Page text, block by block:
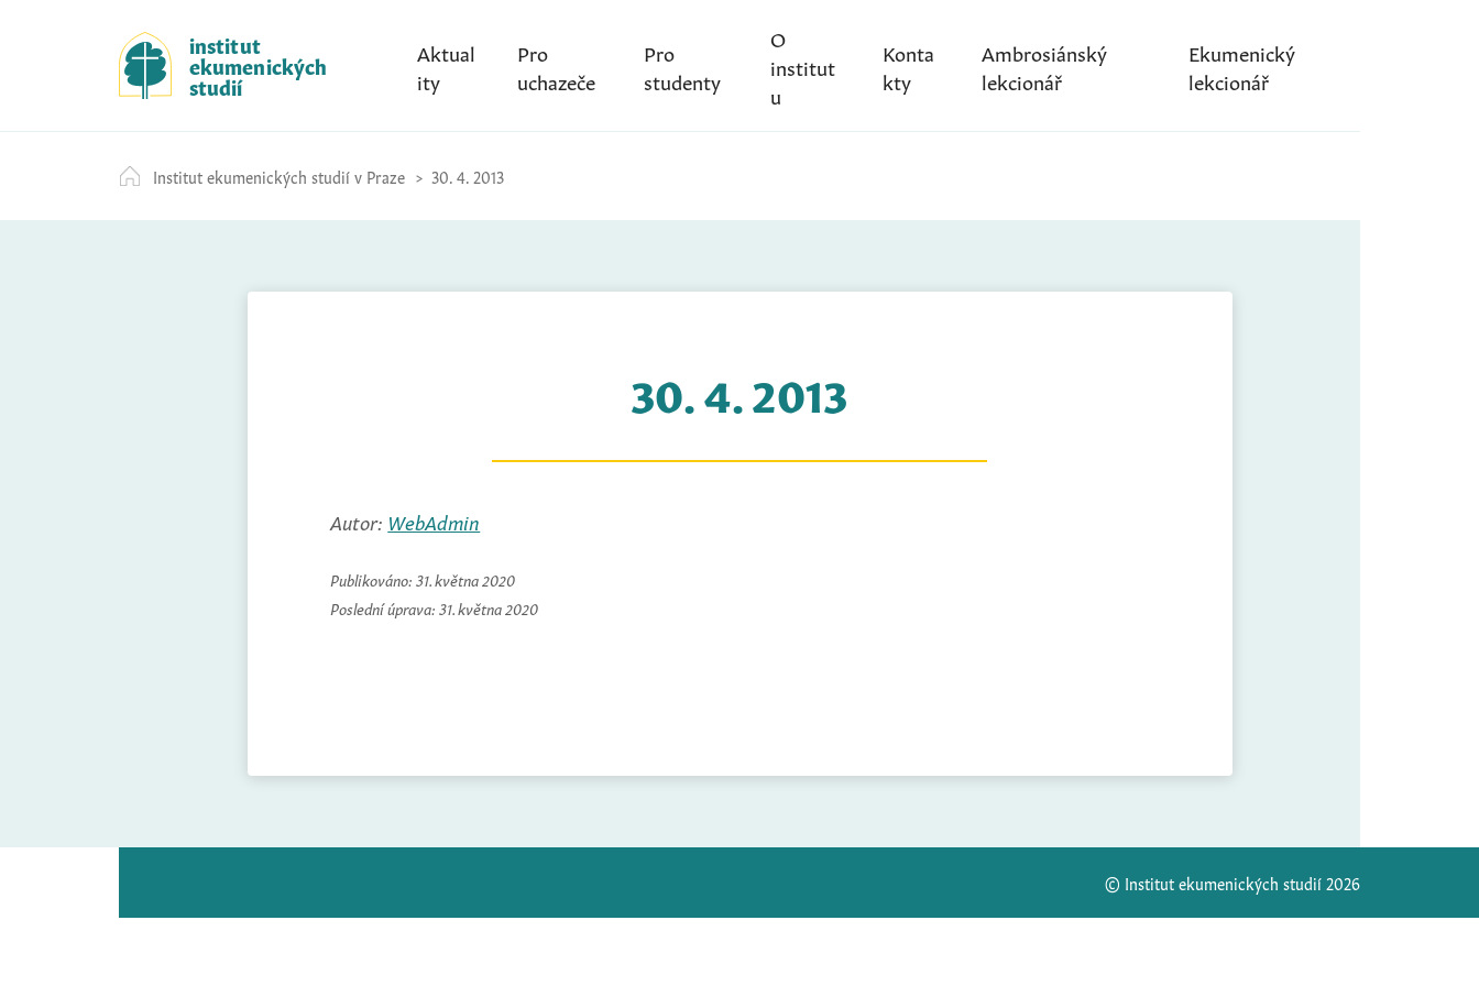
k
i
p
t
c
o
institut
ekumenických
studií
Aktual
ity
Pro
uchazeče
Pro
studenty
O
institut
u
Konta
kty
Ambrosiánský
lekcionář
Ekumenický
lekcionář
Institut ekumenických studií v Praze 30. 4. 2013
30. 4. 2013
Autor: WebAdmin
Publikováno: 31. května 2020
Poslední úprava: 31. května 2020
© Institut ekumenických studií 2026